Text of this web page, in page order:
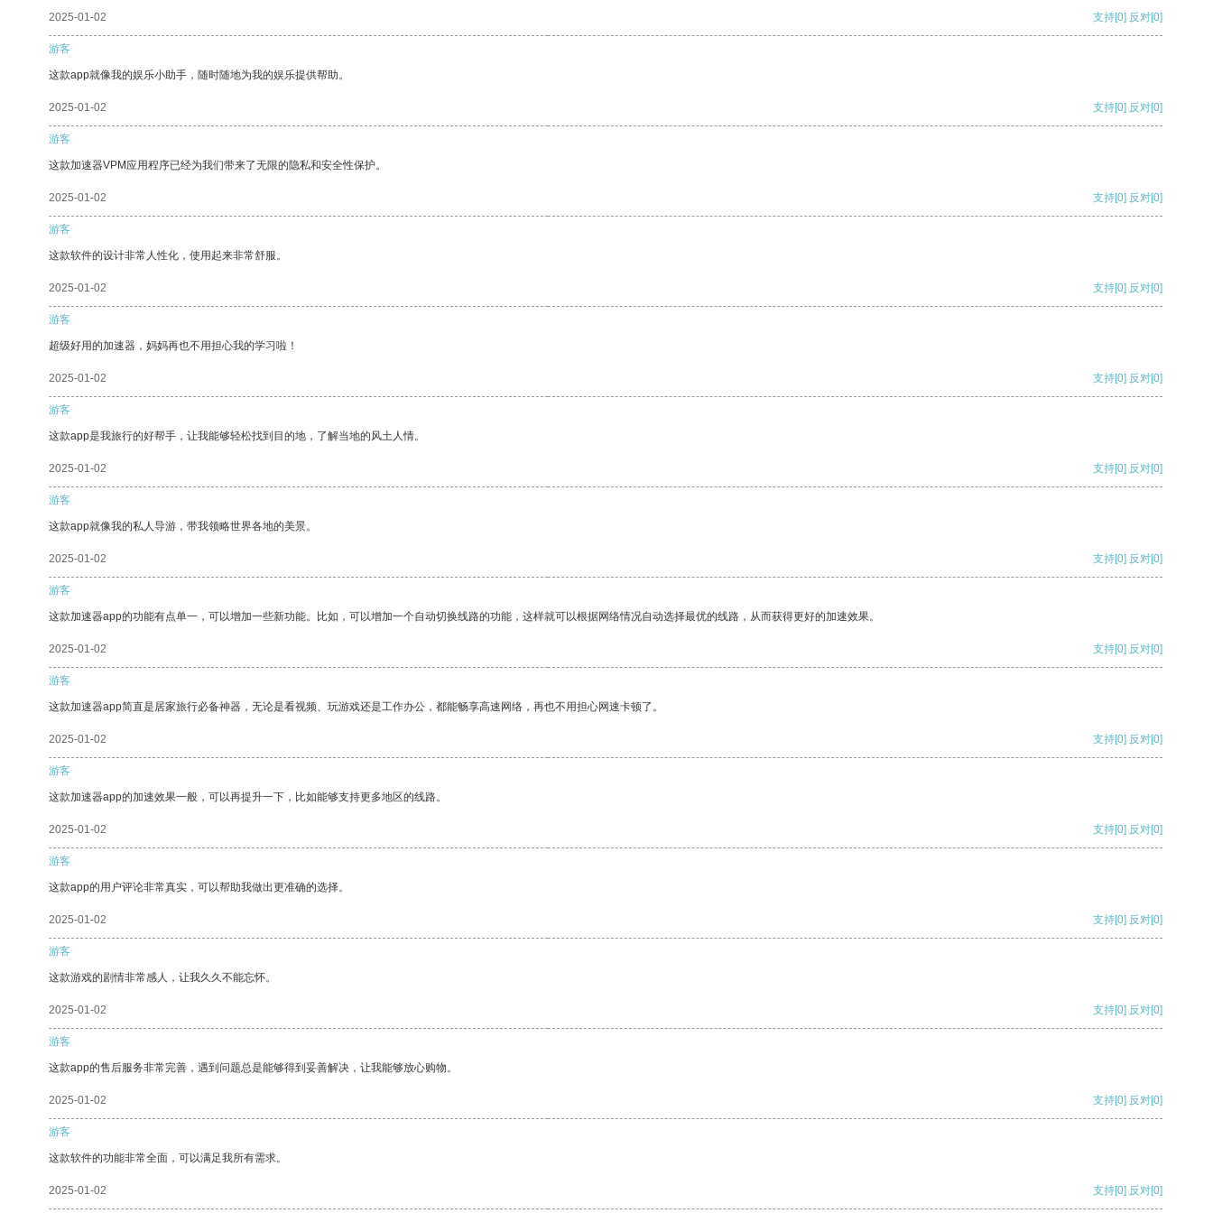
2025-01-02 支持[0] 反对[0]
游客
这款app就像我的娱乐小助手，随时随地为我的娱乐提供帮助。
2025-01-02 支持[0] 反对[0]
游客
这款加速器VPM应用程序已经为我们带来了无限的隐私和安全性保护。
2025-01-02 支持[0] 反对[0]
游客
这款软件的设计非常人性化，使用起来非常舒服。
2025-01-02 支持[0] 反对[0]
游客
超级好用的加速器，妈妈再也不用担心我的学习啦！
2025-01-02 支持[0] 反对[0]
游客
这款app是我旅行的好帮手，让我能够轻松找到目的地，了解当地的风土人情。
2025-01-02 支持[0] 反对[0]
游客
这款app就像我的私人导游，带我领略世界各地的美景。
2025-01-02 支持[0] 反对[0]
游客
这款加速器app的功能有点单一，可以增加一些新功能。比如，可以增加一个自动切换线路的功能，这样就可以根据网络情况自动选择最优的线路，从而获得更好的加速效果。
2025-01-02 支持[0] 反对[0]
游客
这款加速器app简直是居家旅行必备神器，无论是看视频、玩游戏还是工作办公，都能畅享高速网络，再也不用担心网速卡顿了。
2025-01-02 支持[0] 反对[0]
游客
这款加速器app的加速效果一般，可以再提升一下，比如能够支持更多地区的线路。
2025-01-02 支持[0] 反对[0]
游客
这款app的用户评论非常真实，可以帮助我做出更准确的选择。
2025-01-02 支持[0] 反对[0]
游客
这款游戏的剧情非常感人，让我久久不能忘怀。
2025-01-02 支持[0] 反对[0]
游客
这款app的售后服务非常完善，遇到问题总是能够得到妥善解决，让我能够放心购物。
2025-01-02 支持[0] 反对[0]
游客
这款软件的功能非常全面，可以满足我所有需求。
2025-01-02 支持[0] 反对[0]